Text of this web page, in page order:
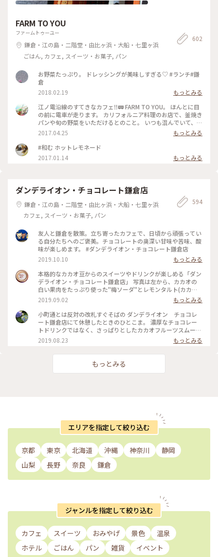
ぬるま湯に長風呂している私にとって熱いのは苦手😅 たぶ
ときは足拭き用のタオルをビニール袋に入れて、バッグにIN‼️
最近の温泉地はどこでも足湯があるからね😉 #ナラヤカフェ #
箱根 #宮ノ下 #ふるカフェ系 #ハルさんの休日 #足湯
FARM TO YOU
ファームトゥーユー
鎌倉・江の島・二階堂・由比ヶ浜・大船・七里ヶ浜
ごはん, カフェ, スイーツ・お菓子, パン
602
お野菜たっぷり。 ドレッシングが美味しすぎる♡ #ランチ#鎌
倉
2018.02.19
もっとみる
江ノ電沿線のすてきなカフェ‼︎🚃 FARM TO YOU。 ほんとに目
の前に電車が走ります。 カリフォルニア料理のお店で、釜焼き
パンや旬の野菜をいただけるとのこと。 いつも混んでいて、テ
イクアウトカフェのみなのですが、アルコールもあるので、ゆ
っくりしたいですﾟ･*:.｡. .｡.:*･゜ #farmtoyou #カリフォルニア
料理 #ランチ #カフェ #テイクアウト #由比ヶ浜 #鎌倉 #江ノ電
2017.04.25
もっとみる
#和む ホットレモネード
2017.01.14
もっとみる
ダンデライオン・チョコレート鎌倉店
鎌倉・江の島・二階堂・由比ヶ浜・大船・七里ヶ浜
カフェ, スイーツ・お菓子, パン
594
友人と鎌倉を散策。立ち寄ったカフェで、日頃から頑張ってい
る自分たちへのご褒美。チョコレートの奥深い甘味や苦味、酸
味が楽しめます。 #ダンデライオン・チョコレート鎌倉店
2019.10.10
もっとみる
本格的なカカオ豆からのスイーツやドリンクが楽しめる「ダン
デライオン・チョコレート鎌倉店」 写真は左から、カカオの
白い果肉をたっぷり使った"梅ソーダ"とレモンタルト(カカオ
の間にレモンがしっかりと挟まれており、カカオの苦味となん
だか合っている😱‼️) 窓の外からは鎌倉駅のホームが見え、春
になると桜🌸が窓を覆う感じに咲くようです🚃 ホームを行き
交う人達を見ながら、カフェもたまには素敵だなぁ…と感じま
した。 #チョコレート#わたしの街#ダンデライオン#カカオ#鎌
2019.09.02
もっとみる
小町通とは反対の改札すぐそばの ダンデライオン チョコレ
ート鎌倉店にて休憩したときのひとこま。 濃厚なチョコレー
トドリンクではなく、さっぱりとしたカカオフルーツスムージ
ーを。 美味しかったです～ そしておまけのお菓子も嬉しい。
#鎌倉 #ダンデライオンチョコレート #スムージー
2019.08.23 もっとみる
もっとみる
エリアを指定して絞り込む
京都 東京 北海道 沖縄 神奈川
静岡
山梨
長野 奈良 鎌倉
ジャンルを指定して絞り込む
カフェ スイーツ おみやげ 景色
温泉
ホテル
ごはん パン 雑貨 イベント